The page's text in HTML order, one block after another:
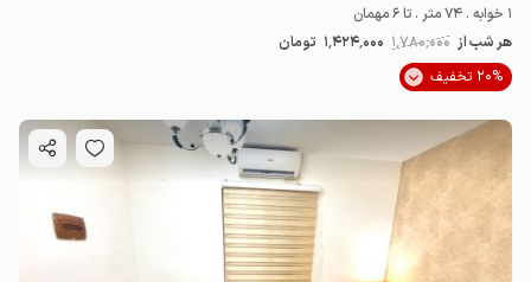
1 خوابه . 74 متر . تا 6 مهمان
هر شب از 1٬780٬000 1٬424٬000 تومان
20% تخفیف